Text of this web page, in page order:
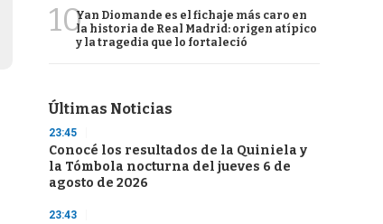
10Yan Diomande es el fichaje más caro en
la historia de Real Madrid: origen atípico
y la tragedia que lo fortaleció
Últimas Noticias
23:45
Conocé los resultados de la Quiniela y
la Tómbola nocturna del jueves 6 de
agosto de 2026
23:43